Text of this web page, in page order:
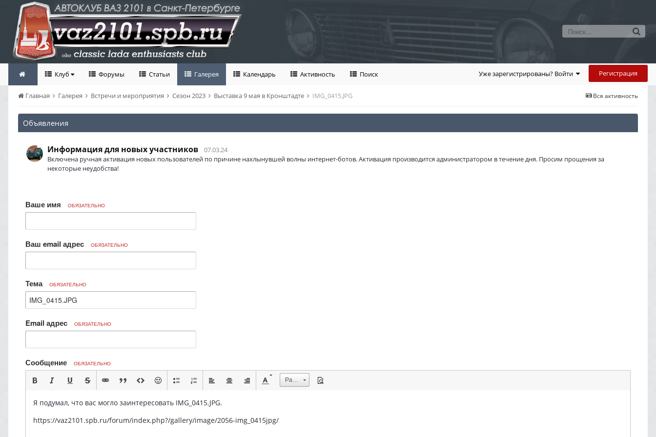
Уже зарегистрированы? Войти Регистрация
Клуб Форумы Статьи Галерея Календарь Активность Поиск
Вся активность
Главная Галерея Встречи и мероприятия Сезон 2023 Выставка 9 мая в Кронштадте IMG_0415.JPG
Объявления
Информация для новых участников
07.03.24
Включена ручная активация новых пользователей по причине нахлынувшей волны интернет-ботов. Активация производится администратором в течение дня. Просим прощения за
некоторые неудобства!
Ваше имя ОБЯЗАТЕЛЬНО
Ваш email адрес ОБЯЗАТЕЛЬНО
Тема ОБЯЗАТЕЛЬНО
Email адрес ОБЯЗАТЕЛЬНО
Сообщение ОБЯЗАТЕЛЬНО
Размер
Я подумал, что вас могло заинтересовать IMG_0415.JPG.
https://vaz2101.spb.ru/forum/index.php?/gallery/image/2056-img_0415jpg/